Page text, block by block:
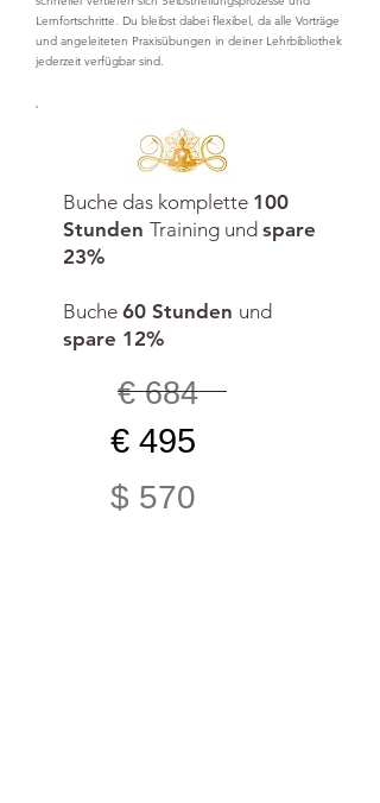
Lernfortschritte. Du bleibst dabei flexibel, da alle Vorträge
und angeleiteten Praxisübungen in deiner Lehrbibliothek
jederzeit verfügbar sind.
Buche das komplette 100
Stunden Training und spare
23%
Buche 60 Stunden und
spare 12%
€ 684
€ 495
$ 570